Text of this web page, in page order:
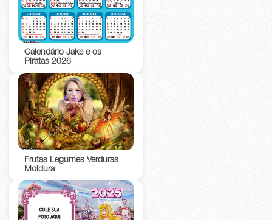
Calendário Jake e os
Piratas 2026
Frutas Legumes Verduras
Moldura